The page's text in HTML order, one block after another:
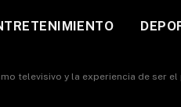
televisivo y la experiencia de ser